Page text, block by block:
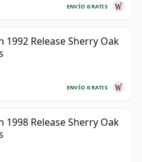
ENVÍO GRATIS
1992 Release Sherry Oak
ENVÍO GRATIS
1998 Release Sherry Oak